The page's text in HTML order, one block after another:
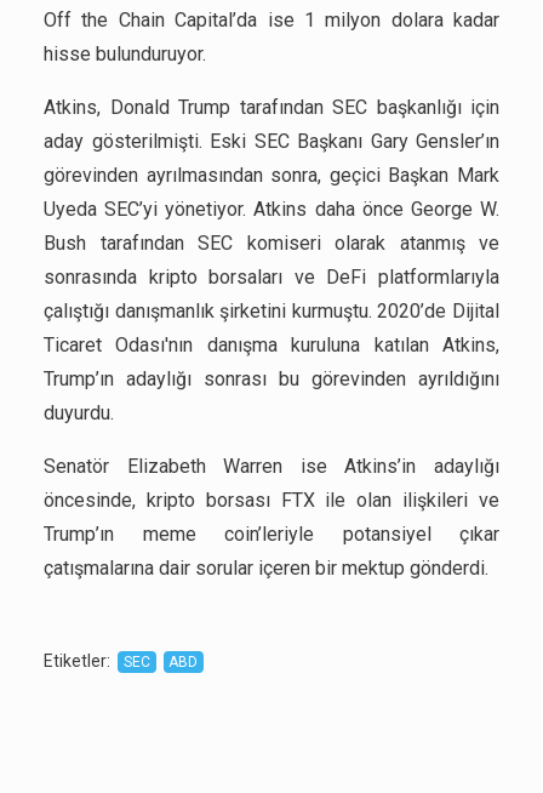
Off the Chain Capital’da ise 1 milyon dolara kadar
hisse bulunduruyor.
Atkins, Donald Trump tarafından SEC başkanlığı için
aday gösterilmişti. Eski SEC Başkanı Gary Gensler’ın
görevinden ayrılmasından sonra, geçici Başkan Mark
Uyeda SEC’yi yönetiyor. Atkins daha önce George W.
Bush tarafından SEC komiseri olarak atanmış ve
sonrasında kripto borsaları ve DeFi platformlarıyla
çalıştığı danışmanlık şirketini kurmuştu. 2020’de Dijital
Ticaret Odası'nın danışma kuruluna katılan Atkins,
Trump’ın adaylığı sonrası bu görevinden ayrıldığını
duyurdu.
Senatör Elizabeth Warren ise Atkins’in adaylığı
öncesinde, kripto borsası FTX ile olan ilişkileri ve
Trump’ın meme coin’leriyle potansiyel çıkar
çatışmalarına dair sorular içeren bir mektup gönderdi.
Etiketler: SEC ABD